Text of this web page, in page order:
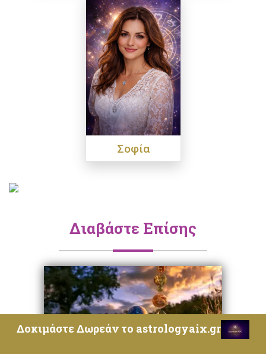
Σοφία
Διαβάστε Επίσης
Δοκιμάστε Δωρεάν το astrologyaix.gr